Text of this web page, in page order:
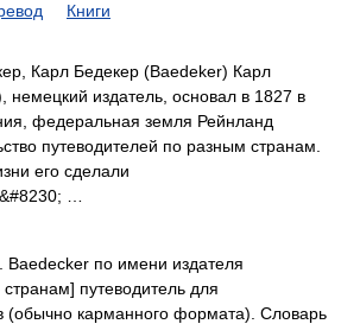
Книги
Карл Бедекер (Baedeker) Карл
немецкий издатель, основал в 1827 в
федеральная земля Рейнланд
путеводителей по разным странам.
его сделали
…
по имени издателя
путеводитель для
(обычно карманного формата). Словарь